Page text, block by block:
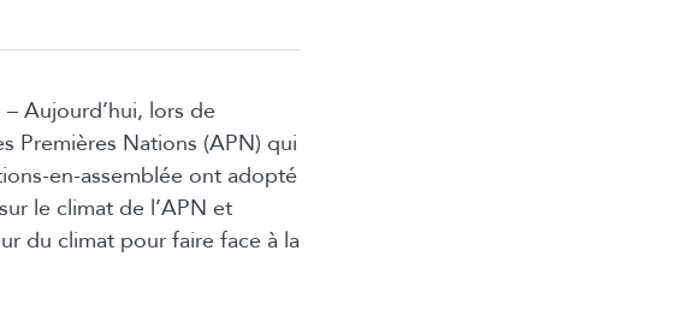
Aujourd’hui, lors de
Premières Nations (APN) qui
en-assemblée ont adopté
le climat de l’APN et
du climat pour faire face à la